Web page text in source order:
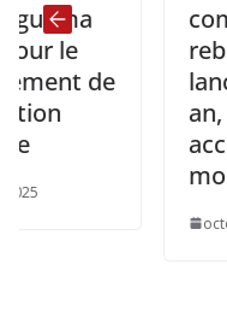
de
compte
rebours
lancé.
an, le
monde
octobre 30,